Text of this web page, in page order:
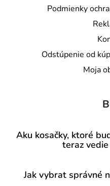
Podmienky
Odstúpenie od
Moja
Aku kosačky, ktoré
teraz
Jak vybrat správné